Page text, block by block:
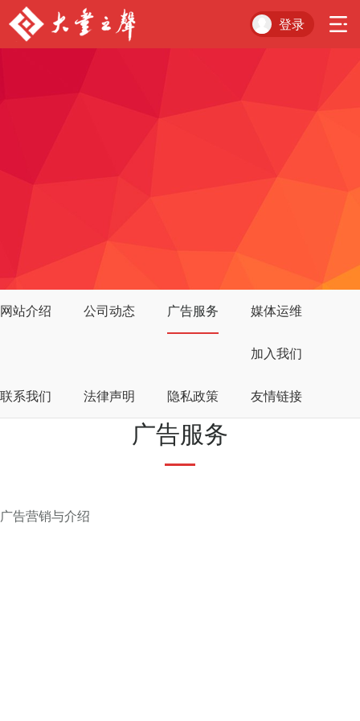
登录
网站介绍 公司动态 广告服务 媒体运维
加入我们
联系我们 法律声明 隐私政策 友情链接
广告服务
广告营销与介绍